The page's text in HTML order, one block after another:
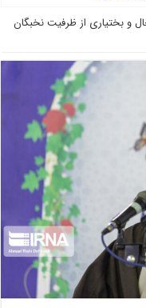
و بختیاری از ظرفیت نخبگان